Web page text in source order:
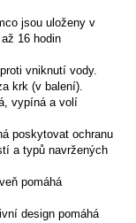
jsou uloženy v
16 hodin
vniknutí vody.
krk (v balení).
vypíná a volí
poskytovat ochranu
a typů navržených
pomáhá
design pomáhá